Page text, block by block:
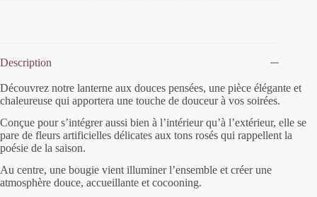
Description
Découvrez notre lanterne aux douces pensées, une pièce élégante et
chaleureuse qui apportera une touche de douceur à vos soirées.
Conçue pour s’intégrer aussi bien à l’intérieur qu’à l’extérieur, elle se
pare de fleurs artificielles délicates aux tons rosés qui rappellent la
poésie de la saison.
Au centre, une bougie vient illuminer l’ensemble et créer une
atmosphère douce, accueillante et cocooning.